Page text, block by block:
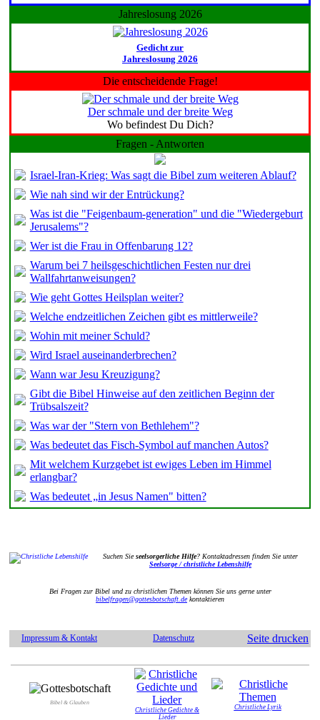
Jahreslosung 2026
Gedicht zur
Jahreslosung 2026
Die entscheidende Frage!
Der schmale und der breite Weg
Wo befindest Du Dich?
Fragen - Antworten
Israel-Iran-Krieg: Was sagt die Bibel zum weiteren Ablauf?
Wie nah sind wir der Entrückung?
Was ist die "Feigenbaum-generation" und die "Wiedergeburt
Jerusalems"?
Wer ist die Frau in Offenbarung 12?
Warum bei 7 heilsgeschichtlichen Festen nur drei
Wallfahrtanweisungen?
Wie geht Gottes Heilsplan weiter?
Welche endzeitlichen Zeichen gibt es mittlerweile?
Wohin mit meiner Schuld?
Wird Israel auseinanderbrechen?
Wann war Jesu Kreuzigung?
Gibt die Bibel Hinweise auf den zeitlichen Beginn der
Trübsalszeit?
Was war der "Stern von Bethlehem"?
Was bedeutet das Fisch-Symbol auf manchen Autos?
Mit welchem Kurzgebet ist ewiges Leben im Himmel
erlangbar?
Was bedeutet „in Jesus Namen" bitten?
Suchen Sieseelsorgerliche Hilfe? Kontaktadressen finden Sie unter
Seelsorge / christliche Lebenshilfe
Bei Fragen zur Bibel und zu christlichen Themen können Sie uns gerne unter
bibelfragen@gottesbotschaft.dekontaktieren
Impressum & Kontakt Datenschutz Seite drucken
Bibel & Glauben
Christliche Gedichte &
Lieder
Christliche Lyrik